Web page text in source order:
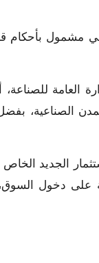
العامة
الصناعية،
والصناعة قد أقرّت في 18 حزيران
على دخول